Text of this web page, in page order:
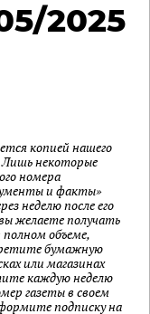
2025
копией нашего
Лишь некоторые
номера
и факты»
неделю после его
желаете получать
объеме,
бумажную
или магазинах
каждую неделю
газеты в своем
подписку на